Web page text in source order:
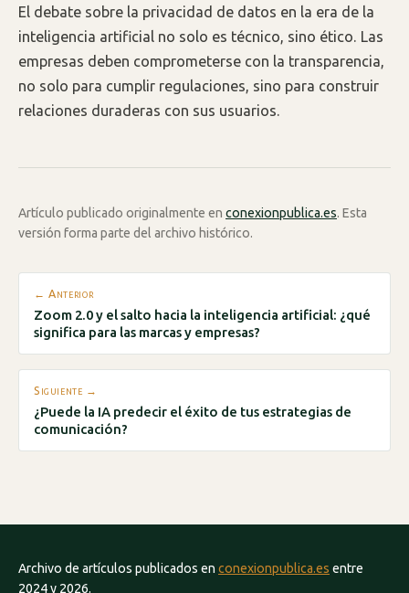
El debate sobre la privacidad de datos en la era de la
inteligencia artificial no solo es técnico, sino ético. Las
empresas deben comprometerse con la transparencia,
no solo para cumplir regulaciones, sino para construir
relaciones duraderas con sus usuarios.
Artículo publicado originalmente en conexionpublica.es. Esta
versión forma parte del archivo histórico.
← Anterior
Zoom 2.0 y el salto hacia la inteligencia artificial: ¿qué
significa para las marcas y empresas?
Siguiente →
¿Puede la IA predecir el éxito de tus estrategias de
comunicación?
Archivo de artículos publicados en conexionpublica.es entre
2024 y 2026.